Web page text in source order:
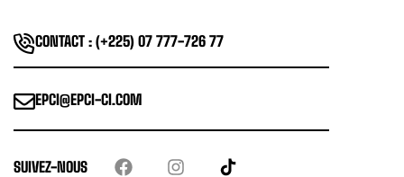
CONTACT : (+225) 07 777-726 77
EPCI@EPCI-CI.COM
SUIVEZ-NOUS